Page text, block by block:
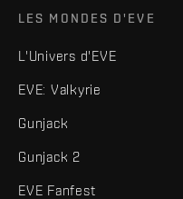
LES MONDES D'EVE
L'Univers d'EVE
EVE: Valkyrie
Gunjack
Gunjack 2
EVE Fanfest